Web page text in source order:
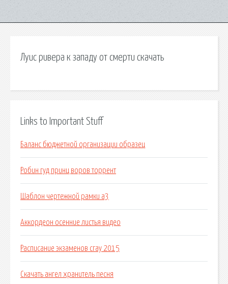
Луис ривера к западу от смерти скачать
Links to Important Stuff
Баланс бюджетной организации образец
Робин гуд принц воров торрент
Шаблон чертежной рамки а3
Аккордеон осенние листья видео
Расписание экзаменов сгау 2015
Скачать ангел хранитель песня